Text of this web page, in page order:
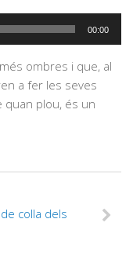
00:00
ombres i que, al
a fer les seves
quan plou, és un
colla dels